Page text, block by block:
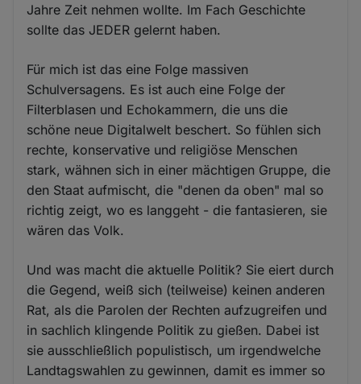
Jahre Zeit nehmen wollte. Im Fach Geschichte
sollte das JEDER gelernt haben.
Für mich ist das eine Folge massiven
Schulversagens. Es ist auch eine Folge der
Filterblasen und Echokammern, die uns die
schöne neue Digitalwelt beschert. So fühlen sich
rechte, konservative und religiöse Menschen
stark, wähnen sich in einer mächtigen Gruppe, die
den Staat aufmischt, die "denen da oben" mal so
richtig zeigt, wo es langgeht - die fantasieren, sie
wären das Volk.
Und was macht die aktuelle Politik? Sie eiert durch
die Gegend, weiß sich (teilweise) keinen anderen
Rat, als die Parolen der Rechten aufzugreifen und
in sachlich klingende Politik zu gießen. Dabei ist
sie ausschließlich populistisch, um irgendwelche
Landtagswahlen zu gewinnen, damit es immer so